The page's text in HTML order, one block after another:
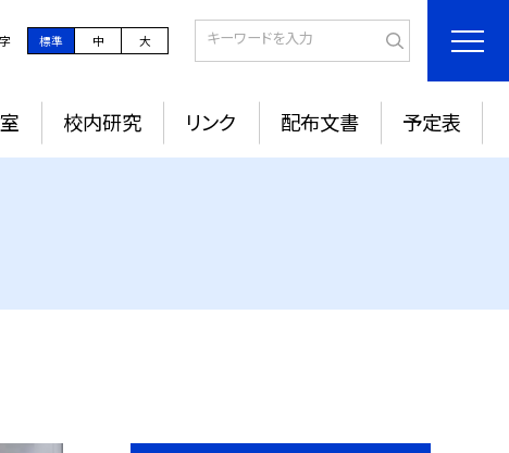
標準 中 大
校内研究 リンク 配布文書 予定表